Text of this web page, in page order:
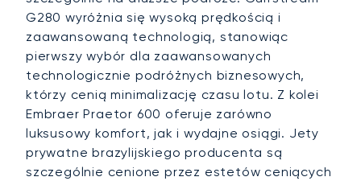
G280 wyróżnia się wysoką prędkością i
zaawansowaną technologią, stanowiąc
pierwszy wybór dla zaawansowanych
technologicznie podróżnych biznesowych,
którzy cenią minimalizację czasu lotu. Z kolei
Embraer Praetor 600 oferuje zarówno
luksusowy komfort, jak i wydajne osiągi. Jety
prywatne brazylijskiego producenta są
szczególnie cenione przez estetów ceniących